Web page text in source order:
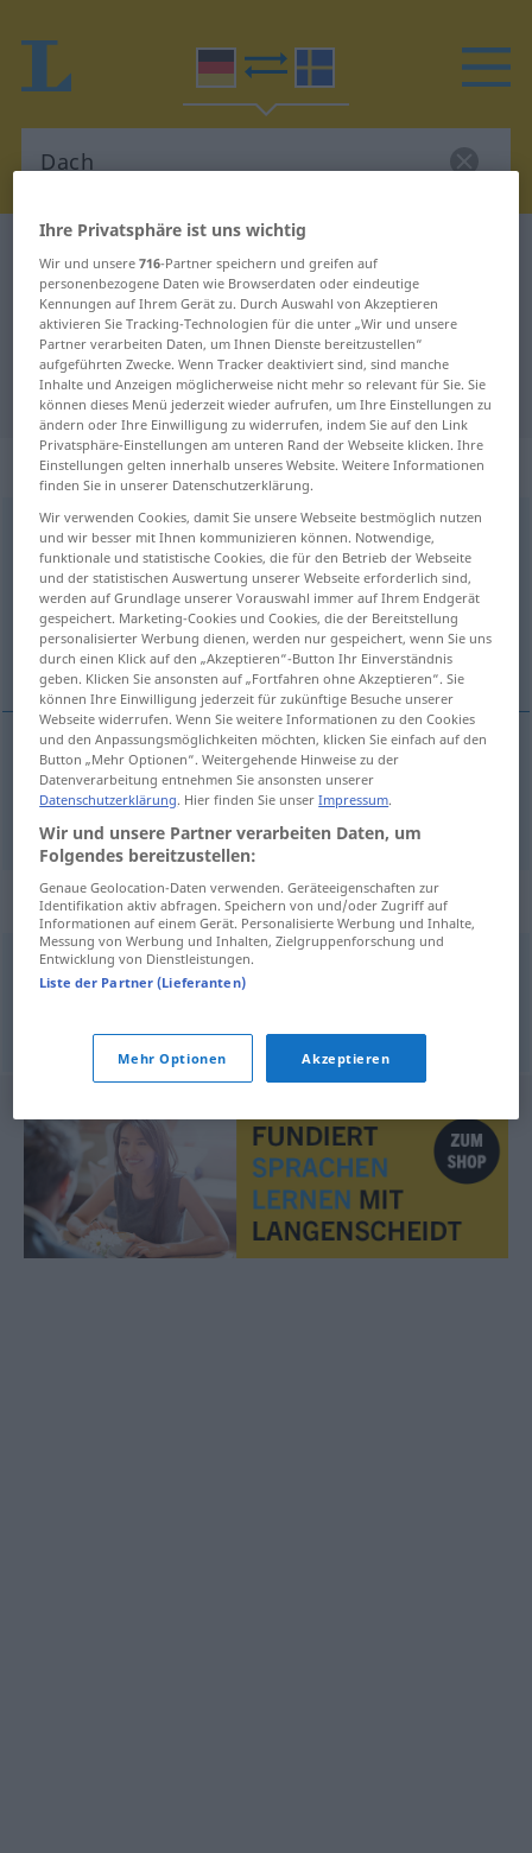
Deutsch-Schwedisch Übersetzung
für "Dach"
"Dach" Schwedisch Übersetzung
„Dach“: Neutrum, sächlich
Dachn
Übersicht aller Übersetzungen
(Für mehr Details die Übersetzung anklicken/antippen)
tak
takn Dach
Synonyme für "Dach"
Gewölbe,Kuppel
© OpenThesaurus.de
Ihre Privatsphäre ist uns wichtig
Wir und unsere716-Partner speichern und greifen auf
personenbezogene Daten wie Browserdaten oder eindeutige
Kennungen auf Ihrem Gerät zu. Durch Auswahl von Akzeptieren
aktivieren Sie Tracking-Technologien für die unter „Wir und unsere
Partner verarbeiten Daten, um Ihnen Dienste bereitzustellen“
aufgeführten Zwecke. Wenn Tracker deaktiviert sind, sind manche
Inhalte und Anzeigen möglicherweise nicht mehr so relevant für Sie. Sie
können dieses Menü jederzeit wieder aufrufen, um Ihre Einstellungen zu
ändern oder Ihre Einwilligung zu widerrufen, indem Sie auf den Link
Privatsphäre-Einstellungen am unteren Rand der Webseite klicken. Ihre
Einstellungen gelten innerhalb unseres Website. Weitere Informationen
finden Sie in unserer Datenschutzerklärung.
Wir verwenden Cookies, damit Sie unsere Webseite bestmöglich nutzen
und wir besser mit Ihnen kommunizieren können. Notwendige,
funktionale und statistische Cookies, die für den Betrieb der Webseite
und der statistischen Auswertung unserer Webseite erforderlich sind,
werden auf Grundlage unserer Vorauswahl immer auf Ihrem Endgerät
gespeichert. Marketing-Cookies und Cookies, die der Bereitstellung
personalisierter Werbung dienen, werden nur gespeichert, wenn Sie uns
durch einen Klick auf den „Akzeptieren“-Button Ihr Einverständnis
geben. Klicken Sie ansonsten auf „Fortfahren ohne Akzeptieren“. Sie
können Ihre Einwilligung jederzeit für zukünftige Besuche unserer
Webseite widerrufen. Wenn Sie weitere Informationen zu den Cookies
und den Anpassungsmöglichkeiten möchten, klicken Sie einfach auf den
Button „Mehr Optionen“. Weitergehende Hinweise zu der
Datenverarbeitung entnehmen Sie ansonsten unserer
Datenschutzerklärung. Hier finden Sie unserImpressum.
Wir und unsere Partner verarbeiten Daten, um
Folgendes bereitzustellen:
Genaue Geolocation-Daten verwenden. Geräteeigenschaften zur
Identifikation aktiv abfragen. Speichern von und/oder Zugriff auf
Informationen auf einem Gerät. Personalisierte Werbung und Inhalte,
Messung von Werbung und Inhalten, Zielgruppenforschung und
Entwicklung von Dienstleistungen.
Liste der Partner (Lieferanten)
Mehr Optionen Akzeptieren